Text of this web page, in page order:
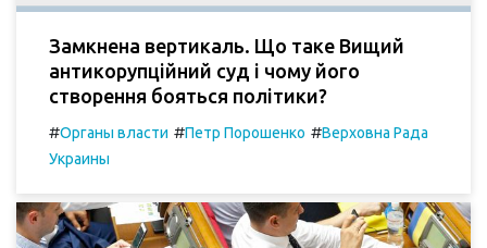
Замкнена вертикаль. Що таке Вищий
антикорупційний суд і чому його
створення бояться політики?
#Органы власти #Петр Порошенко #Верховна Рада
Украины